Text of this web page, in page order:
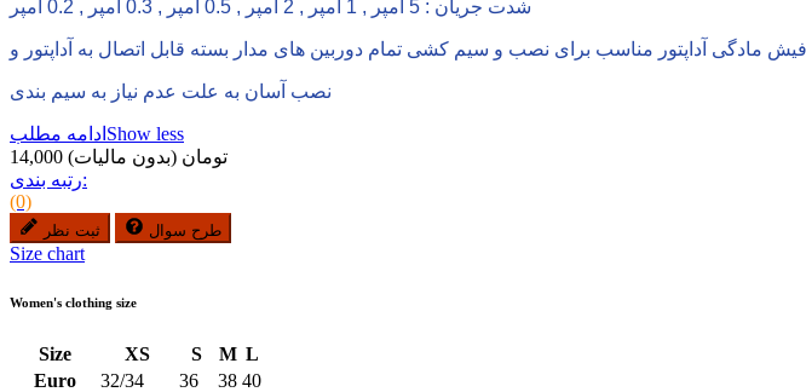
شدت جریان : 5 آمپر , 1 آمپر , 2 آمپر , 0.5 آمپر , 0.3 آمپر , 0.2 آمپر
نصب آسان به علت عدم نیاز به سیم بندی
ادامه مطلب Show less
14,000 تومان (بدون مالیات)
رتبه بندی:
(0)
ثبت نظر طرح سوال
Size chart
Women's clothing size
Size XS S M L
Euro
32/34 36 38 40